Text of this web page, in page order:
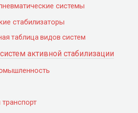
системы
стабилизаторы
таблица видов систем
активной стабилизации